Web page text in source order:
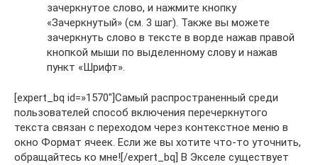
зачеркнутое слово, и нажмите кнопку
«Зачеркнутый» (см. 3 шаг). Также вы можете
зачеркнуть слово в тексте в ворде нажав правой
кнопкой мыши по выделенному слову и нажав
пункт «Шрифт».
[expert_bq id=»1570″]Самый распространенный среди
пользователей способ включения перечеркнутого
текста связан с переходом через контекстное меню в
окно Формат ячеек. Если же вы хотите что-то уточнить,
обращайтесь ко мне![/expert_bq] В Экселе существует